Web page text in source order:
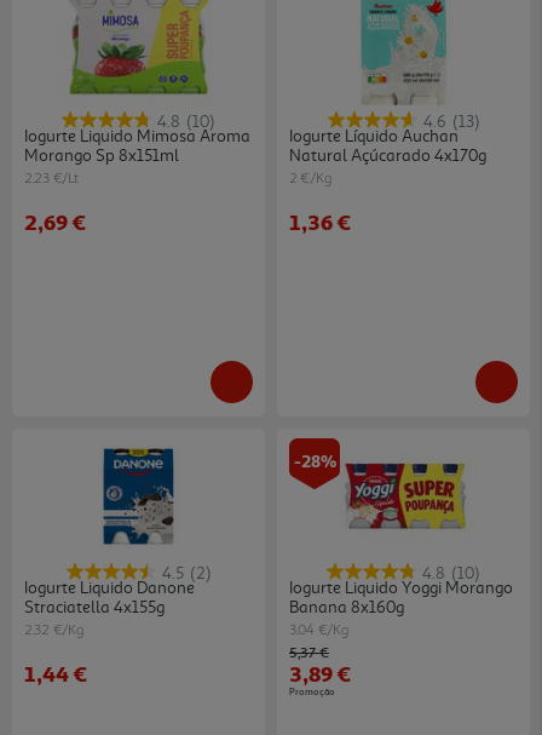
4.8 (10)
Iogurte Liquido Mimosa Aroma
Morango Sp 8x151ml
2.23 €/Lt
2,69 €
4.6 (13)
Iogurte Líquido Auchan
Natural Açúcarado 4x170g
2 €/Kg
1,36 €
4.5 (2)
Iogurte Liquido Danone
Straciatella 4x155g
2.32 €/Kg
1,44 €
-28%
4.8 (10)
Iogurte Liquido Yoggi Morango
Banana 8x160g
3.04 €/Kg
Price reduced from
5,37 €to
3,89 €
Promoção